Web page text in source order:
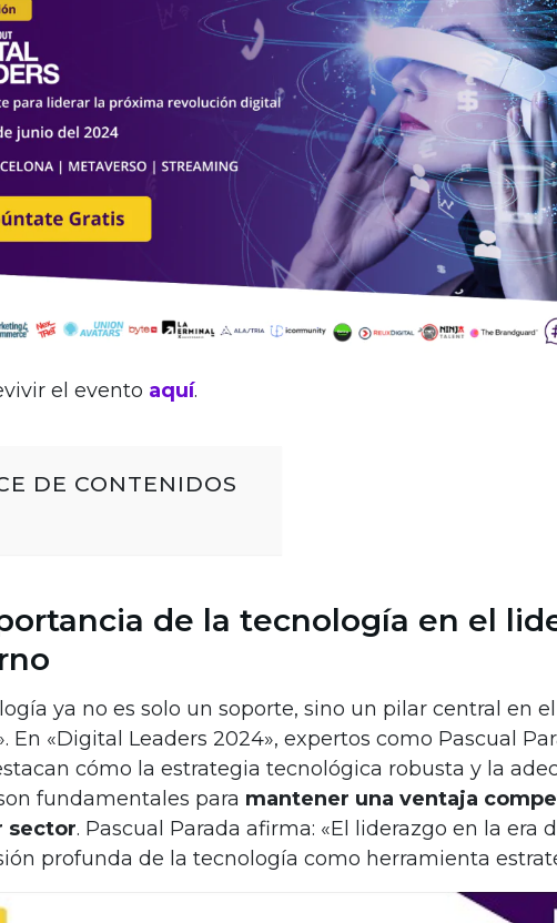
el evento aquí.
DE CONTENIDOS
de la tecnología en el
ya no es solo un soporte, sino un pilar central en
En «Digital Leaders 2024», expertos como Pascual
cómo la estrategia tecnológica robusta y la
fundamentales para mantener una ventaja
sector. Pascual Parada afirma: «El liderazgo en la era
profunda de la tecnología como herramienta